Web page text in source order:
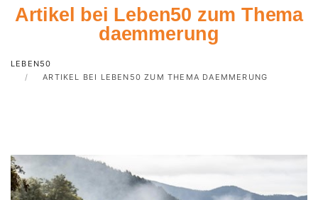
Artikel bei Leben50 zum Thema
daemmerung
LEBEN50
ARTIKEL BEI LEBEN50 ZUM THEMA DAEMMERUNG